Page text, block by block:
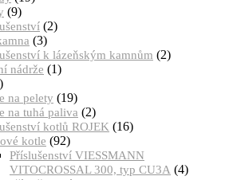
(9)
(2)
(3)
k lázeňským kamnům (2)
nádrže (1)
na pelety (19)
na tuhá paliva (2)
kotlů ROJEK (16)
kotle (92)
Příslušenství VIESSMANN
VITOCROSSAL 300, typ CU3A (4)